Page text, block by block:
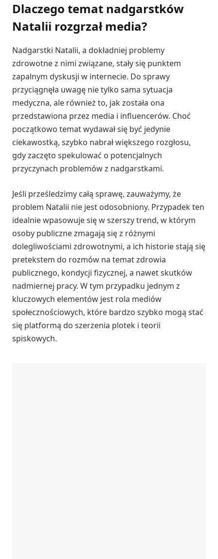
Dlaczego temat nadgarstków
Natalii rozgrzał media?
Nadgarstki Natalii, a dokładniej problemy
zdrowotne z nimi związane, stały się punktem
zapalnym dyskusji w internecie. Do sprawy
przyciągnęła uwagę nie tylko sama sytuacja
medyczna, ale również to, jak została ona
przedstawiona przez media i influencerów. Choć
początkowo temat wydawał się być jedynie
ciekawostką, szybko nabrał większego rozgłosu,
gdy zaczęto spekulować o potencjalnych
przyczynach problemów z nadgarstkami.
Jeśli prześledzimy całą sprawę, zauważymy, że
problem Natalii nie jest odosobniony. Przypadek ten
idealnie wpasowuje się w szerszy trend, w którym
osoby publiczne zmagają się z różnymi
dolegliwościami zdrowotnymi, a ich historie stają się
pretekstem do rozmów na temat zdrowia
publicznego, kondycji fizycznej, a nawet skutków
nadmiernej pracy. W tym przypadku jednym z
kluczowych elementów jest rola mediów
społecznościowych, które bardzo szybko mogą stać
się platformą do szerzenia plotek i teorii
spiskowych.